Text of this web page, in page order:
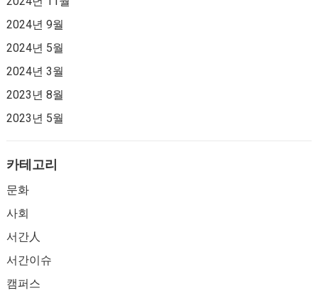
2024년 9월
2024년 5월
2024년 3월
2023년 8월
2023년 5월
카테고리
문화
사회
서간人
서간이슈
캠퍼스